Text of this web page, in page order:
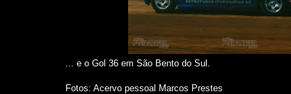
... e o Gol 36 em São Bento do Sul.
Fotos: Acervo pessoal Marcos Prestes